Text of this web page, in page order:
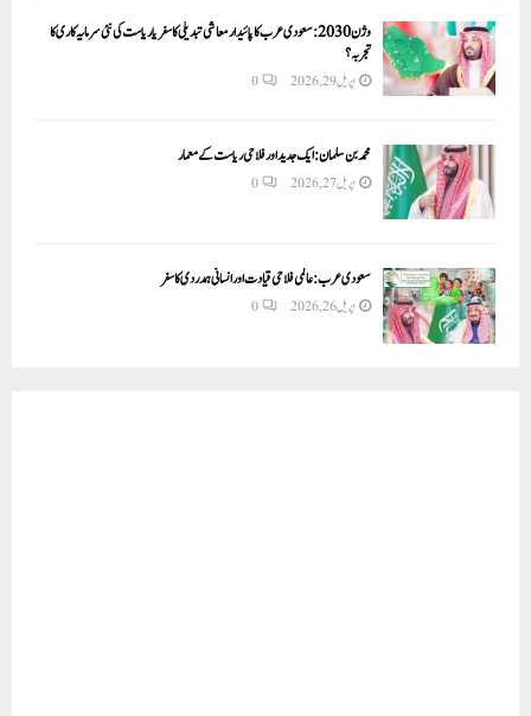
وژن 2030:سعودی عرب کا پائیدار معاشی تبدیلی کا سفر یا ریاست کی نئی سرمایہ کاری کا
تجربہ؟
اپریل 29, 2026 0
محمد بن سلمان: ایک جدید اور فلاحی ریاست کے معمار
اپریل 27, 2026 0
سعودی عرب: عالمی فلاحی قیادت اور انسانی ہمدردی کا سفر
اپریل 26, 2026 0